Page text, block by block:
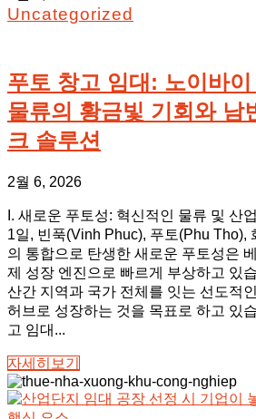
Uncategorized
푸토 창고 임대: 노이바
물류의 황금빛 기회와 남
크 솔루션
2월 6, 2026
I. 새로운 푸토성: 혁신적인 물류 및 산
1일, 빈푹(Vinh Phuc), 푸토(Phu Tho),
의 통합으로 탄생한 새로운 푸토성은
제 성장 엔진으로 빠르게 부상하고 있
산간 지역과 국가 전체를 잇는 선도적
허브로 성장하는 것을 목표로 하고 있
고 임대...
자세히보기